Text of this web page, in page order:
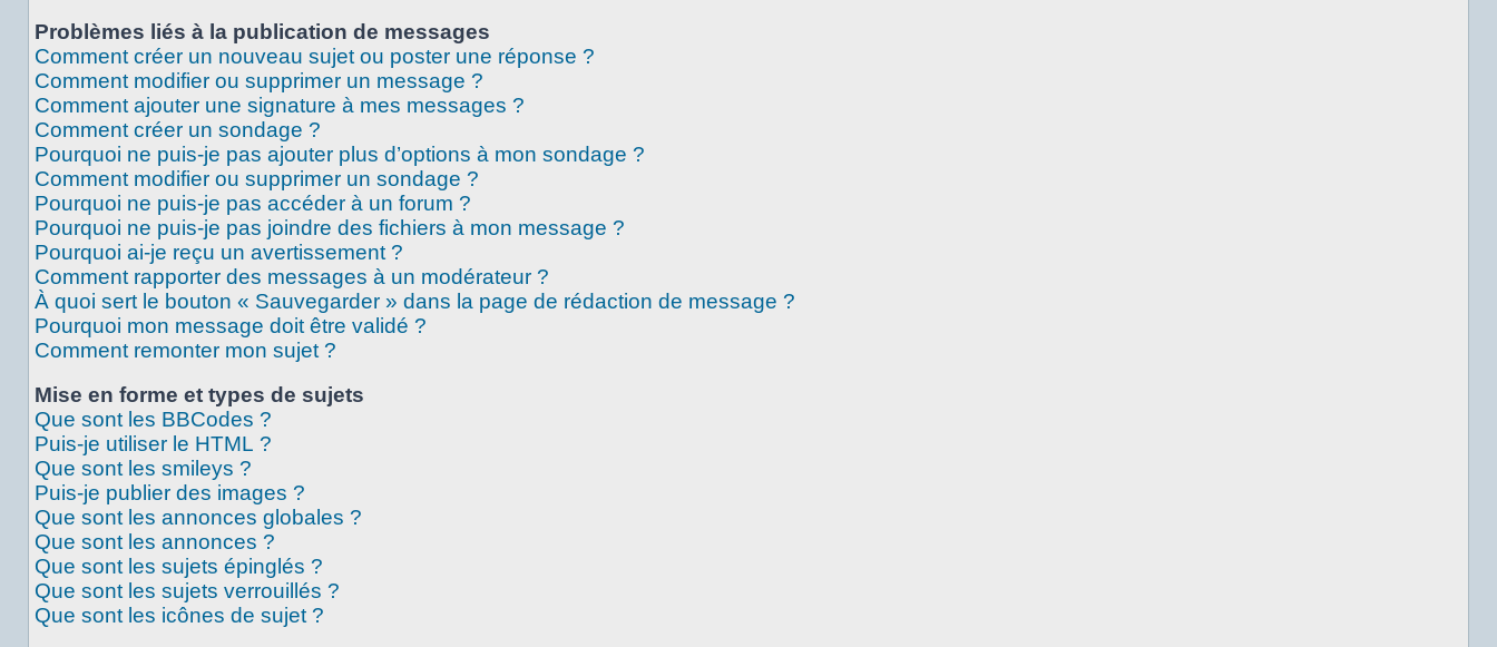
Problèmes liés à la publication de messages
Comment créer un nouveau sujet ou poster une réponse ?
Comment modifier ou supprimer un message ?
Comment ajouter une signature à mes messages ?
Comment créer un sondage ?
Pourquoi ne puis-je pas ajouter plus d’options à mon sondage ?
Comment modifier ou supprimer un sondage ?
Pourquoi ne puis-je pas accéder à un forum ?
Pourquoi ne puis-je pas joindre des fichiers à mon message ?
Pourquoi ai-je reçu un avertissement ?
Comment rapporter des messages à un modérateur ?
À quoi sert le bouton « Sauvegarder » dans la page de rédaction de message ?
Pourquoi mon message doit être validé ?
Comment remonter mon sujet ?
Mise en forme et types de sujets
Que sont les BBCodes ?
Puis-je utiliser le HTML ?
Que sont les smileys ?
Puis-je publier des images ?
Que sont les annonces globales ?
Que sont les annonces ?
Que sont les sujets épinglés ?
Que sont les sujets verrouillés ?
Que sont les icônes de sujet ?